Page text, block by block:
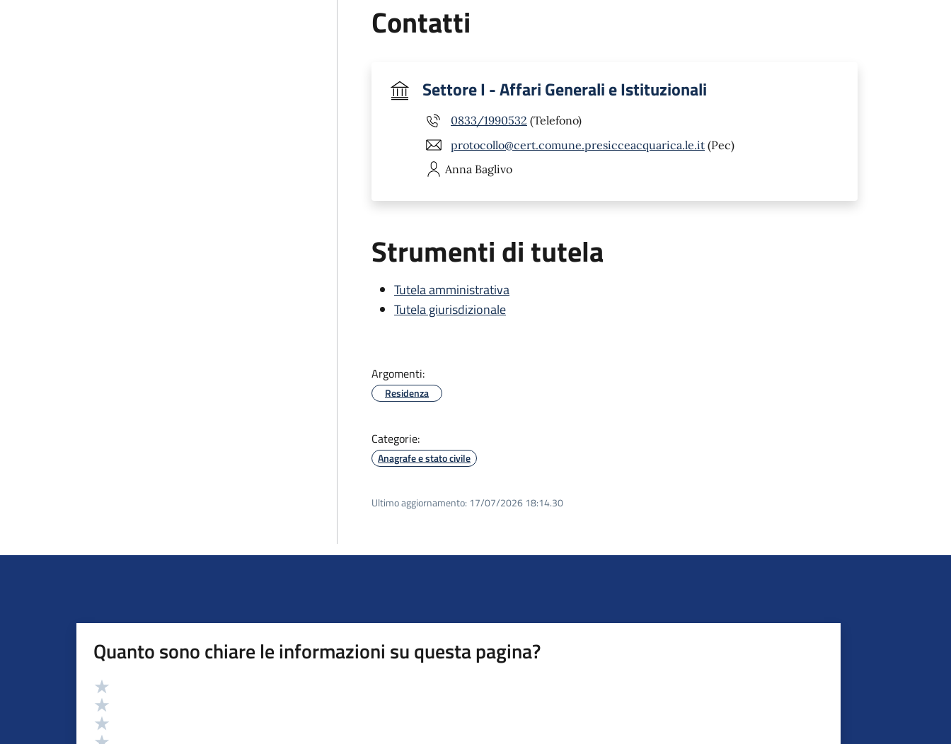
Contatti
Settore I - Affari Generali e Istituzionali
0833/1990532 (Telefono)
protocollo@cert.comune.presicceacquarica.le.it (Pec)
Anna Baglivo
Strumenti di tutela
Tutela amministrativa
Tutela giurisdizionale
Argomenti:
Residenza
Categorie:
Anagrafe e stato civile
Ultimo aggiornamento: 17/07/2026 18:14.30
Quanto sono chiare le informazioni su questa pagina?
Valutazione